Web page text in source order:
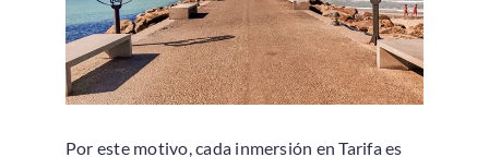
Por este motivo, cada inmersión en Tarifa es